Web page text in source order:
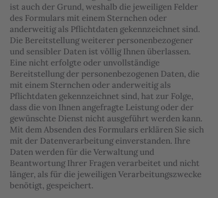
ist auch der Grund, weshalb die jeweiligen Felder
des Formulars mit einem Sternchen oder
anderweitig als Pflichtdaten gekennzeichnet sind.
Die Bereitstellung weiterer personenbezogener
und sensibler Daten ist völlig Ihnen überlassen.
Eine nicht erfolgte oder unvollständige
Bereitstellung der personenbezogenen Daten, die
mit einem Sternchen oder anderweitig als
Pflichtdaten gekennzeichnet sind, hat zur Folge,
dass die von Ihnen angefragte Leistung oder der
gewünschte Dienst nicht ausgeführt werden kann.
Mit dem Absenden des Formulars erklären Sie sich
mit der Datenverarbeitung einverstanden. Ihre
Daten werden für die Verwaltung und
Beantwortung Ihrer Fragen verarbeitet und nicht
länger, als für die jeweiligen Verarbeitungszwecke
benötigt, gespeichert.